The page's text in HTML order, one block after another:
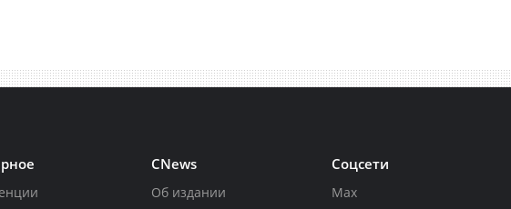
CNews
Об издании
Соцсети
Max